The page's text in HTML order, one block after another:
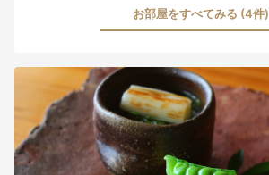
お部屋をすべてみる (4件)